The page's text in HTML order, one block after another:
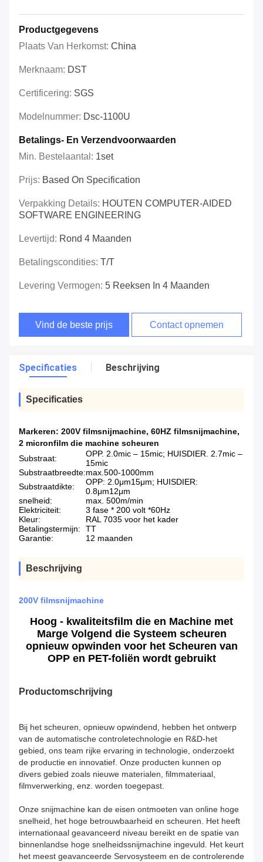
Productgegevens
Plaats Van Herkomst: China
Merknaam: DST
Certificering: SGS
Modelnummer: Dsc-1100U
Betalings- En Verzendvoorwaarden
Min. Bestelaantal: 1set
Prijs: Based On Specification
Verpakking Details: HOUTEN COMPUTER-AIDED
SOFTWARE ENGINEERING
Levertijd: Rond 4 Maanden
Betalingscondities: T/T
Levering Vermogen: 5 Reeksen In 4 Maanden
Vind de beste prijs Contact opnemen
Specificaties Beschrijving
Specificaties
Markeren: 200V filmsnijmachine, 60HZ filmsnijmachine,
2 micronfilm die machine scheuren
Substraat:
OPP. 2.0mic – 15mic; HUISDIER. 2.7mic –
15mic
Substraatbreedte:max.500-1000mm
Substraatdikte:
OPP: 2.0μm15μm; HUISDIER:
0.8μm12μm
snelheid:
max. 500m/min
Elektriciteit:
3 fase * 200 volt *60Hz
Kleur:
RAL 7035 voor het kader
Betalingstermijn:
TT
Garantie:
12 maanden
Beschrijving
200V filmsnijmachine
Hoog - kwaliteitsfilm die en Machine met
Marge Volgend die Systeem scheuren
opnieuw opwinden voor het Scheuren van
OPP en PET-foliën wordt gebruikt
Productomschrijving
Bij het scheuren, opnieuw opwindend, hebben het ontwerp
van de automatische controletechnologie en R&D-het
gebied, ons team rijke ervaring in technologie, onderzoekt
de productie en innovatief. Onze producten kunnen op
divers gebied zoals nieuwe materialen, filmmateriaal,
filmverwerking, enz. worden toegepast.
Onze snijmachine kan de eisen ontmoeten van online hoge
snelheid, het hoge betrouwbaarheid en scheuren. Het heeft
internationaal geavanceerd niveau bereikt en de spatie van
binnenlandse hoge snelheidssnijmachine ingevuld. Het keurt
het meest geavanceerde Servosysteem en de controlerende